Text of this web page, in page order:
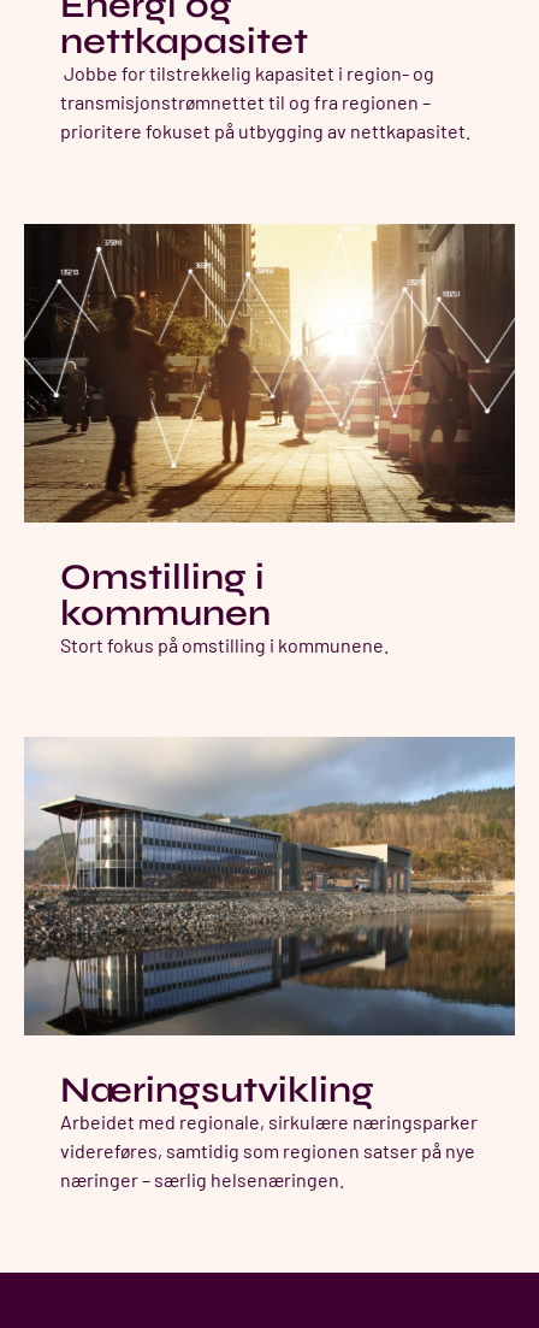
nettkapasitet​​
Jobbe for tilstrekkelig kapasitet i region- og
transmisjonstrømnettet til og fra regionen –
prioritere fokuset på utbygging av nettkapasitet.
Omstilling i
kommunen​
Stort fokus på omstilling i kommunene.
Næringsutvikling​
Arbeidet med regionale, sirkulære næringsparker
videreføres, samtidig som regionen satser på nye
næringer – særlig helsenæringen.